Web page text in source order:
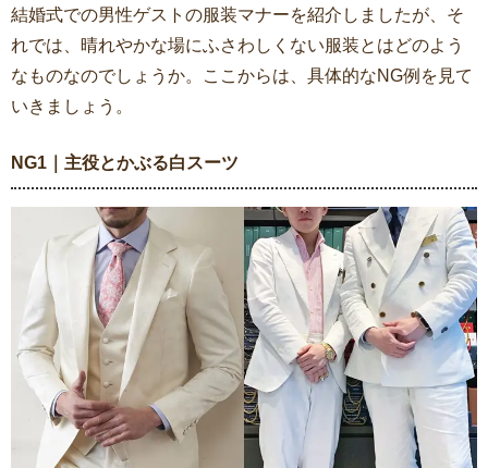
結婚式での男性ゲストの服装マナーを紹介しましたが、そ
れでは、晴れやかな場にふさわしくない服装とはどのよう
なものなのでしょうか。ここからは、具体的なNG例を見て
いきましょう。
NG1｜主役とかぶる白スーツ